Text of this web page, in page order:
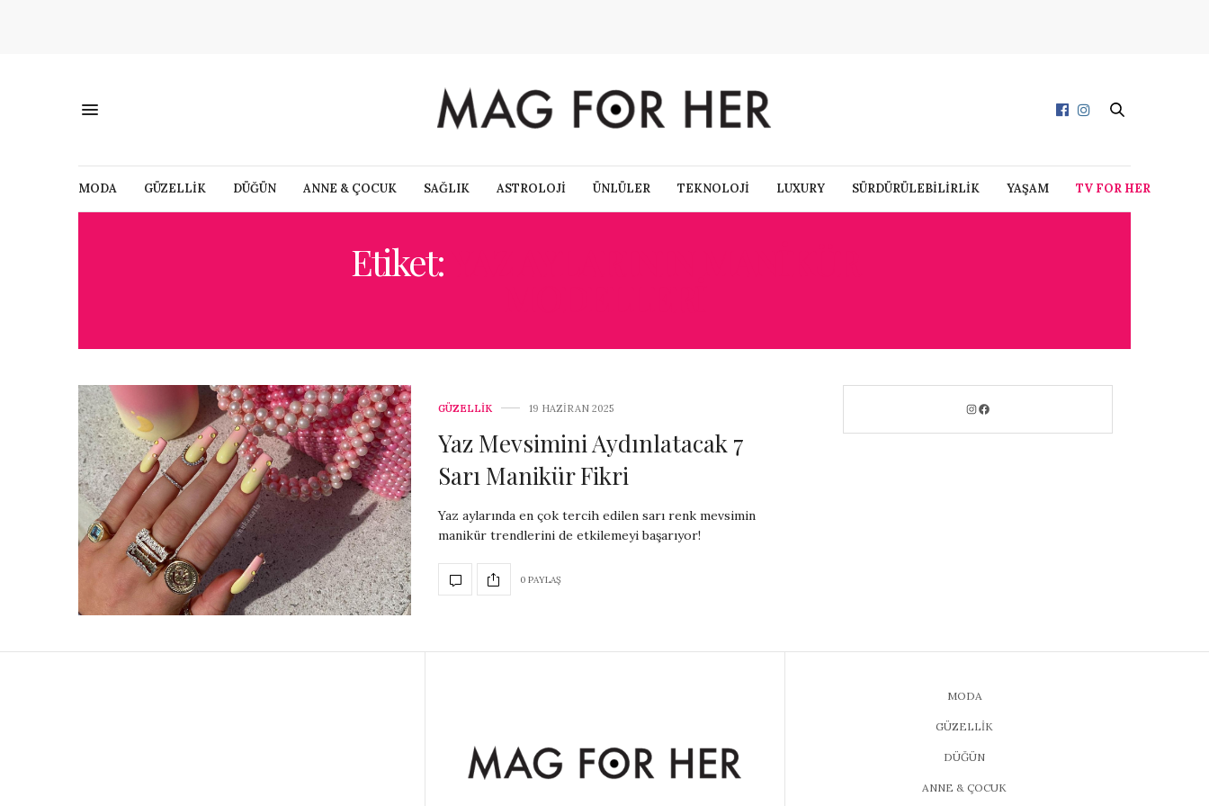
MODA GÜZELLİK DÜĞÜN ANNE & ÇOCUK SAĞLIK ASTROLOJİ ÜNLÜLER TEKNOLOJİ LUXURY SÜRDÜRÜLEBİLİRLİK YAŞAM TV FOR HER
Etiket:
GÜZELLİK 19 HAZIRAN 2025
Yaz Mevsimini Aydınlatacak 7
Sarı Manikür Fikri
Yaz aylarında en çok tercih edilen sarı renk mevsimin
manikür trendlerini de etkilemeyi başarıyor!
0 PAYLAŞ
MODA
GÜZELLİK
DÜĞÜN
ANNE & ÇOCUK